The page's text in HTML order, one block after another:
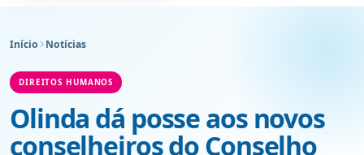
Início Notícias
DIREITOS HUMANOS
Olinda dá posse aos novos
conselheiros do Conselho